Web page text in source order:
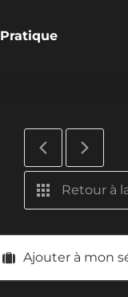
Pratique
Retour à
Ajouter à mon